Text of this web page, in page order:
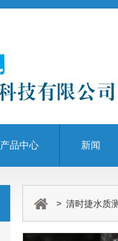
产品中心 新闻
> 清时捷水质